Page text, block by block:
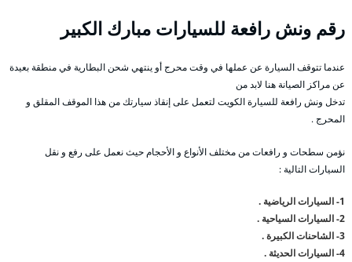
رقم ونش رافعة للسيارات مبارك الكبير
عندما تتوقف السيارة عن عملها في وقت محرج أو ينتهي شحن البطارية في منطقة بعيدة
عن مراكز الصيانة هنا لابد من
تدخل ونش رافعة للسيارة الكويت لتعمل على إنقاذ سيارتك من هذا الموقف المقلق و
المحرج .
نؤمن سطحات و رافعات من مختلف الأنواع و الأحجام حيث نعمل على رفع و نقل
السيارات التالية :
1- السيارات الرياضية .
2- السيارات السياحية .
3- الشاحنات الكبيرة .
4- السيارات الحديثة .